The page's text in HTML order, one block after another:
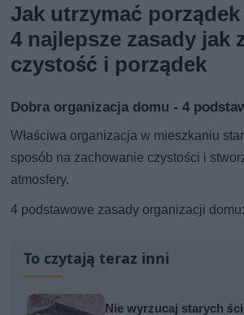
Jak utrzymać
4 najlepsze zasady jak
czystość i porządek
Dobra organizacja domu - 4
Właściwa organizacja w mieszkaniu
sposób na zachowanie czystości i
atmosfery.
4 podstawowe zasady organizacji domu:
To czytają teraz inni
Nie wyrzucaj starych